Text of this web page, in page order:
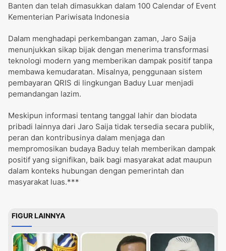
Banten dan telah dimasukkan dalam 100 Calendar of Event
Kementerian Pariwisata Indonesia​
Dalam menghadapi perkembangan zaman, Jaro Saija
menunjukkan sikap bijak dengan menerima transformasi
teknologi modern yang memberikan dampak positif tanpa
membawa kemudaratan. Misalnya, penggunaan sistem
pembayaran QRIS di lingkungan Baduy Luar menjadi
pemandangan lazim. ​
Meskipun informasi tentang tanggal lahir dan biodata
pribadi lainnya dari Jaro Saija tidak tersedia secara publik,
peran dan kontribusinya dalam menjaga dan
mempromosikan budaya Baduy telah memberikan dampak
positif yang signifikan, baik bagi masyarakat adat maupun
dalam konteks hubungan dengan pemerintah dan
masyarakat luas.***
FIGUR LAINNYA